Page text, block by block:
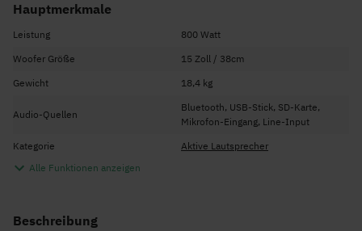
Beschreibung
Hauptmerkmale
Leistung
800 Watt
Woofer Größe
15 Zoll / 38cm
Gewicht
18,4 kg
Audio-Quellen
Bluetooth, USB-Stick, SD-Karte,
Mikrofon-Eingang, Line-Input
Kategorie
Aktive Lautsprecher
Alle Funktionen anzeigen